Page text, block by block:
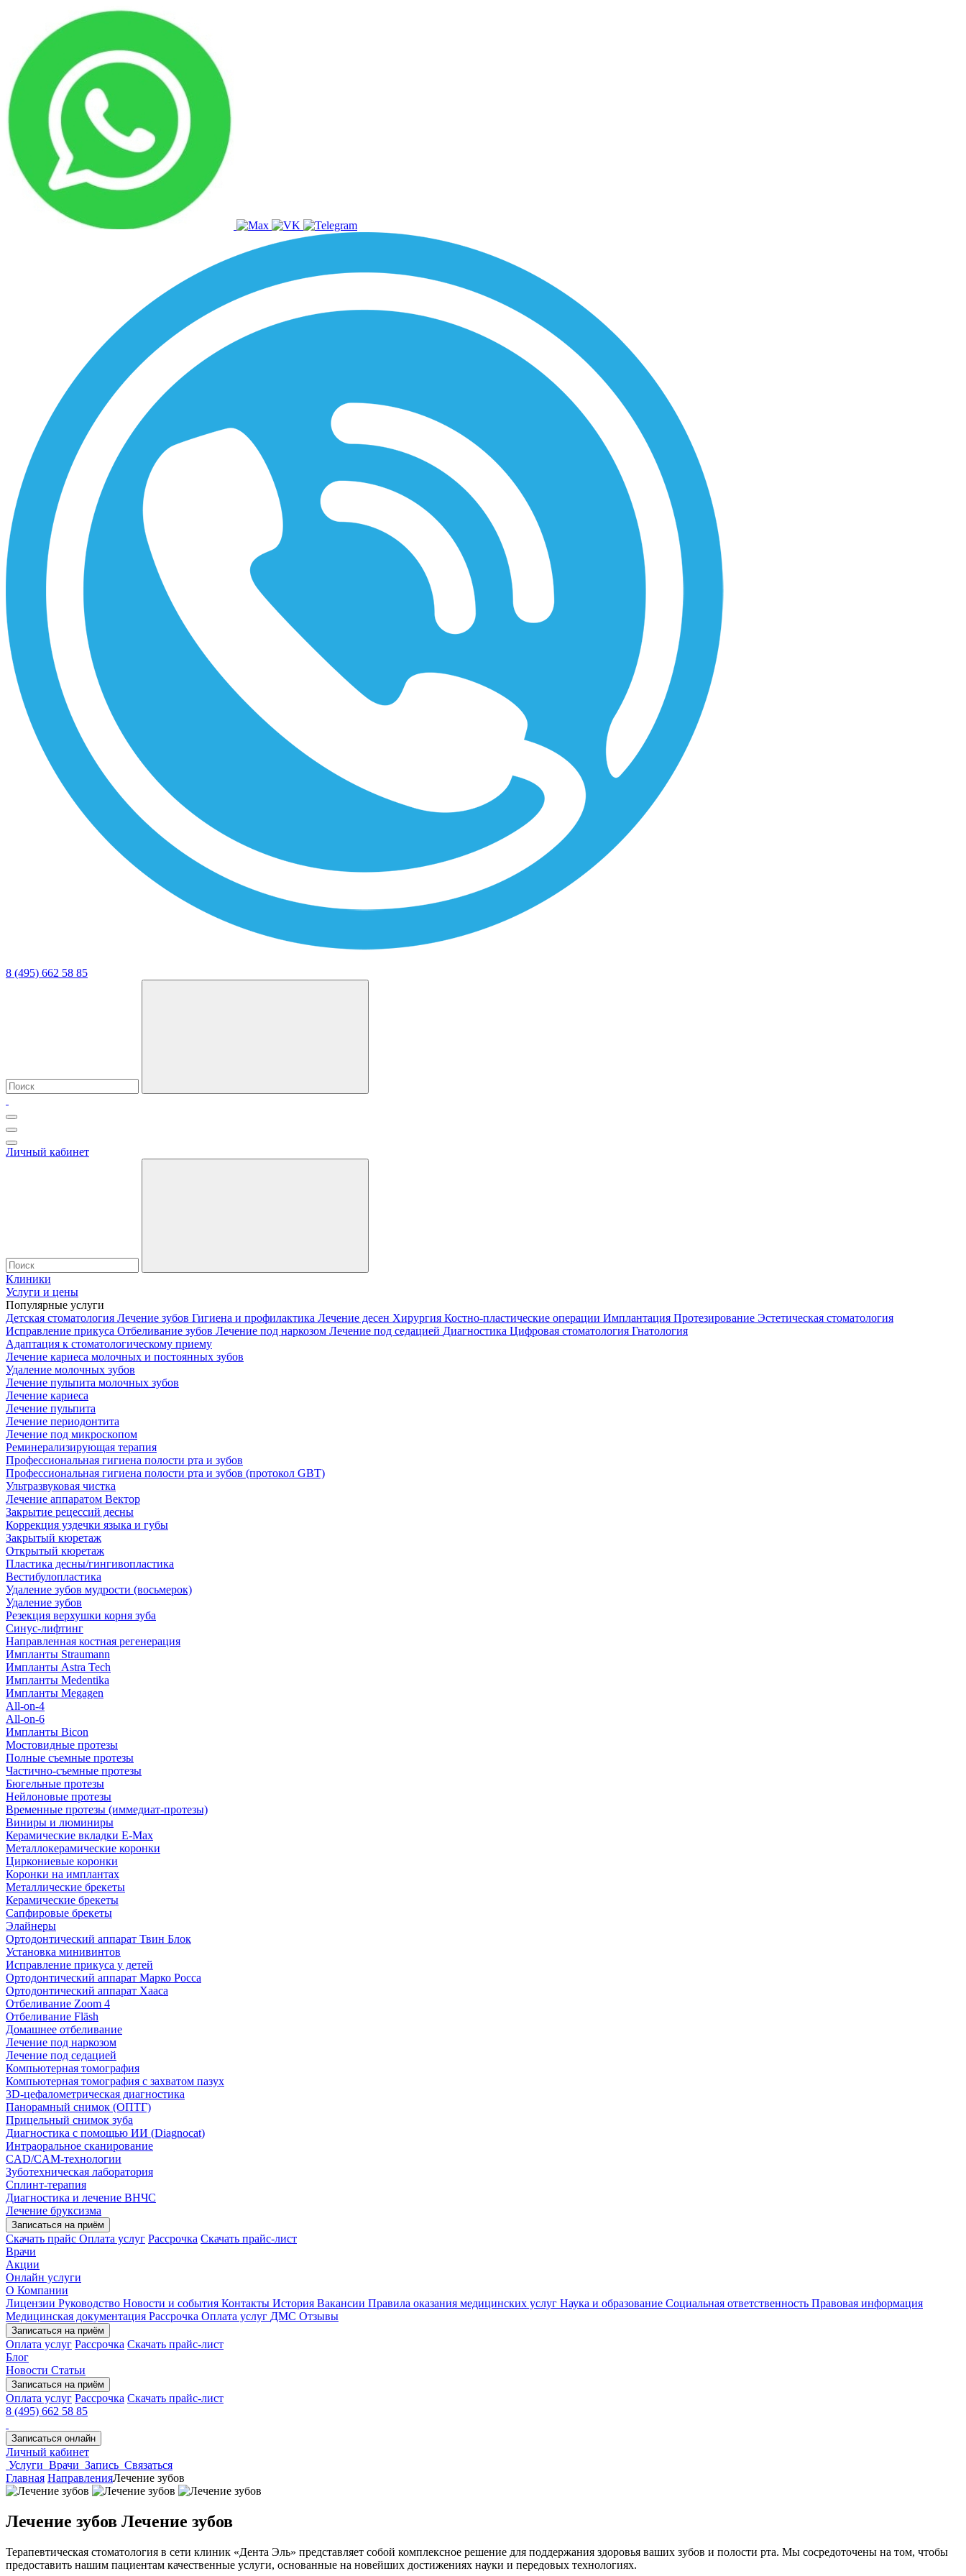
8 (495) 662 58 85
Личный кабинет
Клиники
Услуги и цены
Популярные услуги
Детская стоматология Лечение зубов Гигиена и профилактика Лечение десен Хирургия Костно-пластические операции Имплантация Протезирование Эстетическая стоматология
Исправление прикуса Отбеливание зубов Лечение под наркозом Лечение под седацией Диагностика Цифровая стоматология Гнатология
Адаптация к стоматологическому приему
Лечение кариеса молочных и постоянных зубов
Удаление молочных зубов
Лечение пульпита молочных зубов
Лечение кариеса
Лечение пульпита
Лечение периодонтита
Лечение под микроскопом
Реминерализирующая терапия
Профессиональная гигиена полости рта и зубов
Профессиональная гигиена полости рта и зубов (протокол GBT)
Ультразвуковая чистка
Лечение аппаратом Вектор
Закрытие рецессий десны
Коррекция уздечки языка и губы
Закрытый кюретаж
Открытый кюретаж
Пластика десны/гингивопластика
Вестибулопластика
Удаление зубов мудрости (восьмерок)
Удаление зубов
Резекция верхушки корня зуба
Синус-лифтинг
Направленная костная регенерация
Импланты Straumann
Импланты Astra Tech
Импланты Medentika
Импланты Megagen
All-on-4
All-on-6
Импланты Bicon
Мостовидные протезы
Полные съемные протезы
Частично-съемные протезы
Бюгельные протезы
Нейлоновые протезы
Временные протезы (иммедиат-протезы)
Виниры и люминиры
Керамические вкладки E-Max
Металлокерамические коронки
Циркониевые коронки
Коронки на имплантах
Металлические брекеты
Керамические брекеты
Сапфировые брекеты
Элайнеры
Ортодонтический аппарат Твин Блок
Установка минивинтов
Исправление прикуса у детей
Ортодонтический аппарат Марко Росса
Ортодонтический аппарат Хааса
Отбеливание Zoom 4
Отбеливание Fläsh
Домашнее отбеливание
Лечение под наркозом
Лечение под седацией
Компьютерная томография
Компьютерная томография с захватом пазух
3D-цефалометрическая диагностика
Панорамный снимок (ОПТГ)
Прицельный снимок зуба
Диагностика с помощью ИИ (Diagnocat)
Интраоральное сканирование
CAD/CAM-технологии
Зуботехническая лаборатория
Сплинт-терапия
Диагностика и лечение ВНЧС
Лечение бруксизма
Записаться на приём
Скачать прайс Оплата услуг Рассрочка Скачать прайс-лист
Врачи
Акции
Онлайн услуги
О Компании
Лицензии Руководство Новости и события Контакты История Вакансии Правила оказания медицинских услуг Наука и образование Социальная ответственность Правовая информация
Медицинская документация Рассрочка Оплата услуг ДМС Отзывы
Записаться на приём
Оплата услуг Рассрочка Скачать прайс-лист
Блог
Новости Статьи
Записаться на приём
Оплата услуг Рассрочка Скачать прайс-лист
8 (495) 662 58 85
Записаться онлайн
Личный кабинет
Услуги Врачи Запись Связаться
Главная НаправленияЛечение зубов
Лечение зубов Лечение зубов
Терапевтическая стоматология в сети клиник «Дента Эль» представляет собой комплексное решение для поддержания здоровья ваших зубов и полости рта. Мы сосредоточены на том, чтобы
предоставить нашим пациентам качественные услуги, основанные на новейших достижениях науки и передовых технологиях.